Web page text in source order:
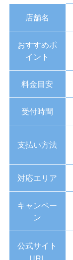
店舗名
おすすめポ
イント
料金目安
受付時間
支払い方法
対応エリア
キャンペー
ン
公式サイト